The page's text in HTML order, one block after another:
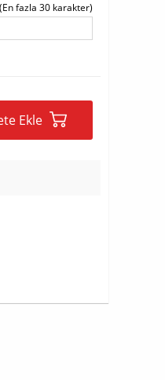
(En fazla 30 karakter)
Ekle